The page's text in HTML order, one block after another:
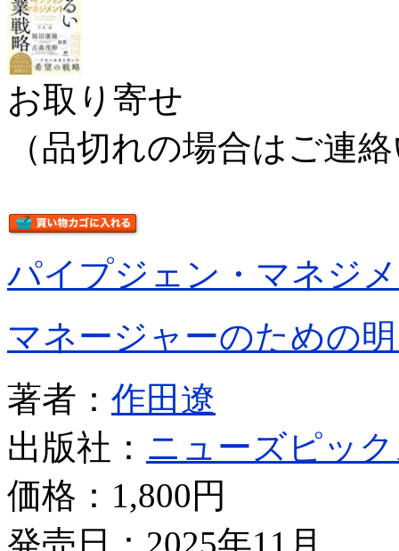
お取り寄せ
（品切れの場合はご連
パイプジェン・マネジ
マネージャーのための
著者： 作田遼
出版社： ニューズピッ
価格： 1,800円
発売日：2025年11月